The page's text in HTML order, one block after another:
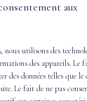
aux
nous utilisons des
des appareils. Le
des données telles que
Le fait de ne pas